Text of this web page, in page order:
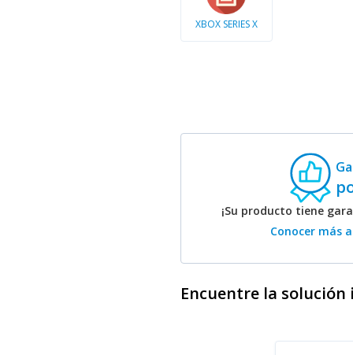
XBOX SERIES X
¡Su producto tiene
Conocer más
Encuentre la